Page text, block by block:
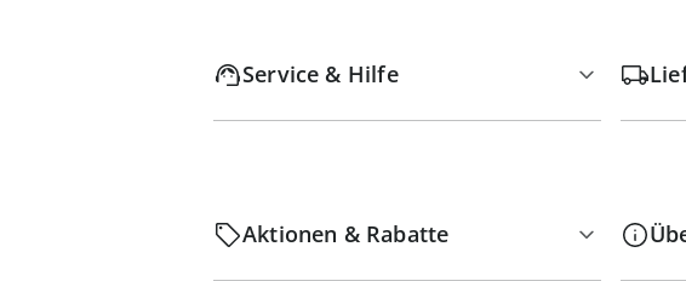
Service & Hilfe
Aktionen & Rabatte